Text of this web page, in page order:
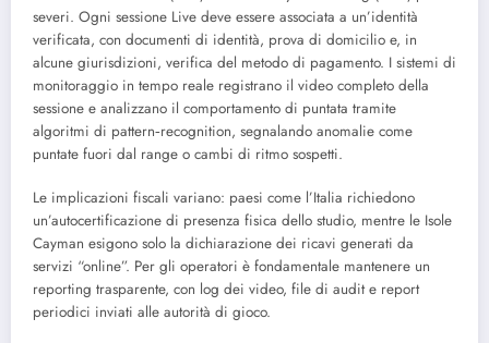
severi. Ogni sessione Live deve essere associata a un’identità
verificata, con documenti di identità, prova di domicilio e, in
alcune giurisdizioni, verifica del metodo di pagamento. I sistemi di
monitoraggio in tempo reale registrano il video completo della
sessione e analizzano il comportamento di puntata tramite
algoritmi di pattern‑recognition, segnalando anomalie come
puntate fuori dal range o cambi di ritmo sospetti.
Le implicazioni fiscali variano: paesi come l’Italia richiedono
un’autocertificazione di presenza fisica dello studio, mentre le Isole
Cayman esigono solo la dichiarazione dei ricavi generati da
servizi “online”. Per gli operatori è fondamentale mantenere un
reporting trasparente, con log dei video, file di audit e report
periodici inviati alle autorità di gioco.